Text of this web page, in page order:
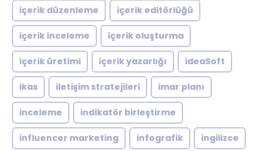
içerik düzenleme içerik editörlüğü
içerik inceleme içerik oluşturma
içerik üretimi içerik yazarlığı ideaSoft
ikas iletişim stratejileri imar planı
inceleme indikatör birleştirme
influencer marketing infografik ingilizce